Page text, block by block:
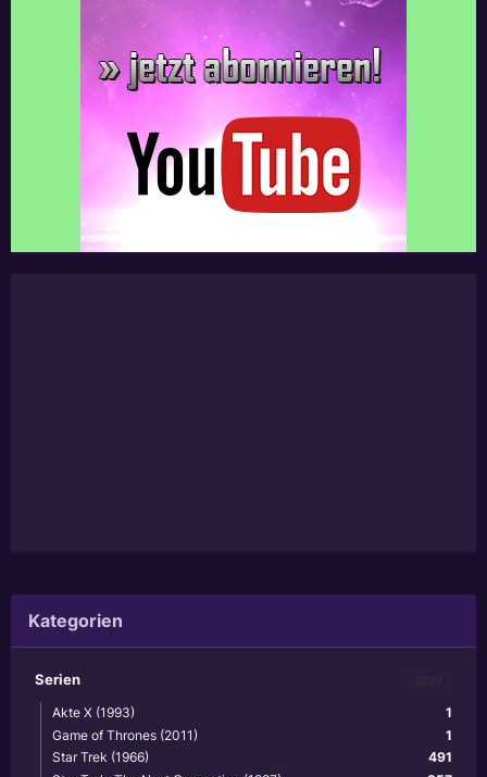
Kategorien
Serien
1
Akte X (1993)
1
Game of Thrones (2011)
491
Star Trek (1966)